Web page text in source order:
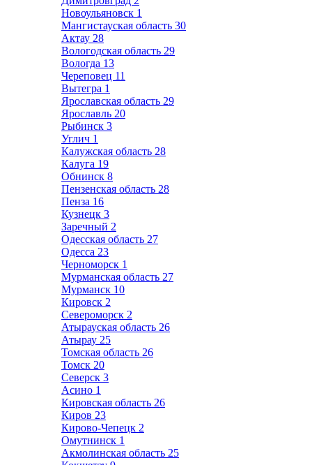
Новоульяновск 1
Мангистауская область 30
Актау 28
Вологодская область 29
Вологда 13
Череповец 11
Вытегра 1
Ярославская область 29
Ярославль 20
Рыбинск 3
Углич 1
Калужская область 28
Калуга 19
Обнинск 8
Пензенская область 28
Пенза 16
Кузнецк 3
Заречный 2
Одесская область 27
Одесса 23
Черноморск 1
Мурманская область 27
Мурманск 10
Кировск 2
Североморск 2
Атырауская область 26
Атырау 25
Томская область 26
Томск 20
Северск 3
Асино 1
Кировская область 26
Киров 23
Кирово-Чепецк 2
Омутнинск 1
Акмолинская область 25